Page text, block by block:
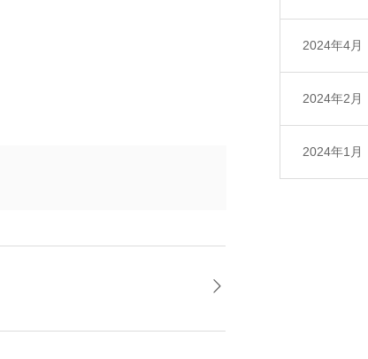
2024年4月
2024年2月
2024年1月